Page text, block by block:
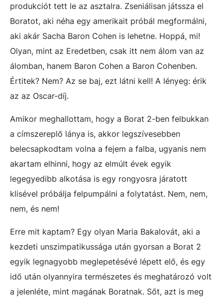
produkciót tett le az asztalra. Zseniálisan játssza el
Boratot, aki néha egy amerikait próbál megformálni,
aki akár Sacha Baron Cohen is lehetne. Hoppá, mi!
Olyan, mint az Eredetben, csak itt nem álom van az
álomban, hanem Baron Cohen a Baron Cohenben.
Értitek? Nem? Az se baj, ezt látni kell! A lényeg: érik
az az Oscar-díj.
Amikor meghallottam, hogy a Borat 2-ben felbukkan
a címszereplő lánya is, akkor legszívesebben
belecsapkodtam volna a fejem a falba, ugyanis nem
akartam elhinni, hogy az elmúlt évek egyik
legegyedibb alkotása is egy rongyosra járatott
klisével próbálja felpumpálni a folytatást. Nem, nem,
nem, és nem!
Erre mit kaptam? Egy olyan Maria Bakalovát, aki a
kezdeti unszimpatikussága után gyorsan a Borat 2
egyik legnagyobb meglepetésévé lépett elő, és egy
idő után olyannyira természetes és meghatározó volt
a jelenléte, mint magának Boratnak. Sőt, azt is meg